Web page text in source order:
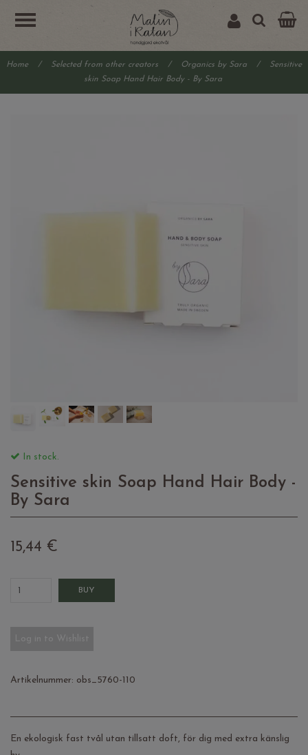
Home / Selected from other creators / Organics by Sara /
Sensitive
skin Soap Hand Hair Body - By Sara
In stock.
Sensitive skin Soap Hand Hair Body -
By Sara
15,44 €
BUY
Artikelnummer: obs_5760-110
En ekologisk fast tvål utan tillsatt doft, för dig med extra känslig